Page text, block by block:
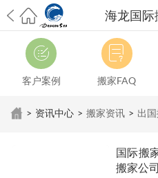
海龙国际
希望邮寄国际包裹顺利，从广州市
澳洲海运搬家回广州报关清关要怎么
搬家服务到美国，搬家公司有哪些
国台湾是一种怎样的体验？有人分享
寄到韩国有哪些国际快递方式？用哪
法有哪些？具体怎么操作？ 国际搬
影响国际搬家吗？上海搬家到新西
输到澳大利亚，移民如何跨国搬家？
客户案例 搬家FAQ
> 资讯中心 > 搬家资讯 > 出
国际搬
搬家公